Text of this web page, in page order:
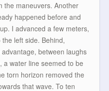
the maneuvers. Another
happened before and
I advanced a few meters,
left side. Behind,
between laughs
a water line seemed to be
torn horizon removed the
that wave. To ten